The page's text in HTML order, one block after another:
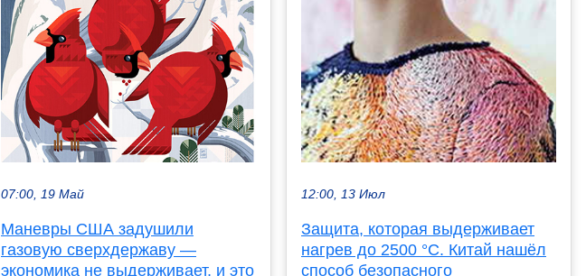
07:00, 19 Май
Маневры США задушили
газовую сверхдержаву —
экономика не выдерживает, и это
12:00, 13 Июл
Защита, которая выдерживает
нагрев до 2500 °C. Китай нашёл
способ безопасного